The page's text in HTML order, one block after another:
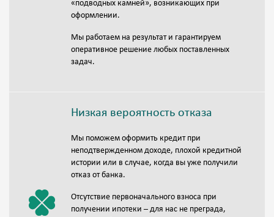
«подводных камней», возникающих при
оформлении.
Мы работаем на результат и гарантируем
оперативное решение любых поставленных
задач.
Низкая вероятность отказа
Мы поможем оформить кредит при
неподтвержденном доходе, плохой кредитной
истории или в случае, когда вы уже получили
отказ от банка.
Отсутствие первоначального взноса при
получении ипотеки – для нас не преграда,